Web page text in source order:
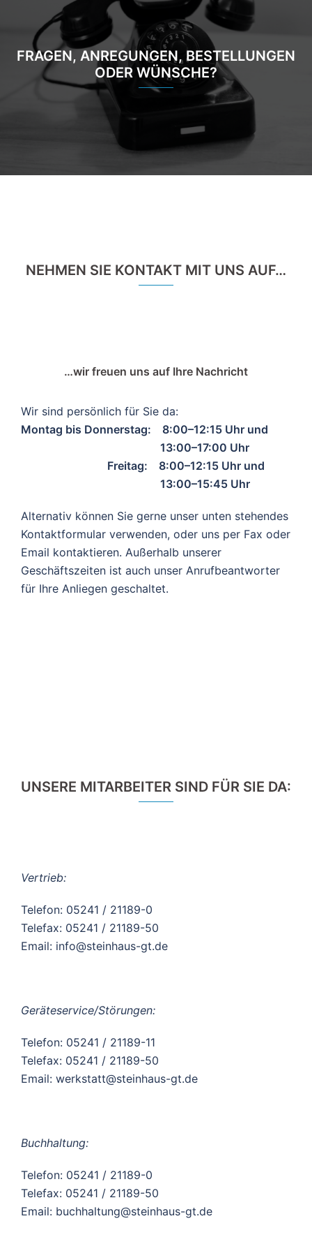
FRAGEN, ANREGUNGEN, BESTELLUNGEN
ODER WÜNSCHE?
NEHMEN SIE KONTAKT MIT UNS AUF…
…wir freuen uns auf Ihre Nachricht
Wir sind persönlich für Sie da:
Montag bis Donnerstag: 8:00–12:15 Uhr und
13:00–17:00 Uhr
Freitag: 8:00–12:15 Uhr und
13:00–15:45 Uhr
Alternativ können Sie gerne unser unten stehendes
Kontaktformular verwenden, oder uns per Fax oder
Email kontaktieren. Außerhalb unserer
Geschäftszeiten ist auch unser Anrufbeantworter
für Ihre Anliegen geschaltet.
UNSERE MITARBEITER SIND FÜR SIE DA:
Vertrieb:
Telefon: 05241 / 21189-0
Telefax: 05241 / 21189-50
Email: info@steinhaus-gt.de
Geräteservice/Störungen:
Telefon: 05241 / 21189-11
Telefax: 05241 / 21189-50
Email: werkstatt@steinhaus-gt.de
Buchhaltung:
Telefon: 05241 / 21189-0
Telefax: 05241 / 21189-50
Email: buchhaltung@steinhaus-gt.de